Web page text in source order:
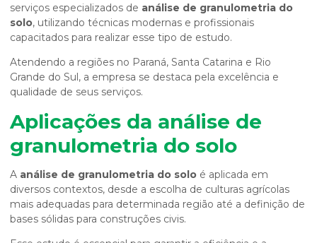
serviços especializados de análise de granulometria do
solo, utilizando técnicas modernas e profissionais
capacitados para realizar esse tipo de estudo.
Atendendo a regiões no Paraná, Santa Catarina e Rio
Grande do Sul, a empresa se destaca pela excelência e
qualidade de seus serviços.
Aplicações da análise de
granulometria do solo
A análise de granulometria do solo é aplicada em
diversos contextos, desde a escolha de culturas agrícolas
mais adequadas para determinada região até a definição de
bases sólidas para construções civis.